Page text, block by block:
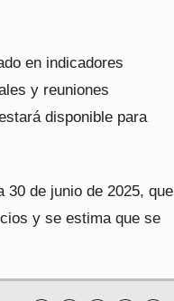
en indicadores
y reuniones
disponible para
30 de junio de 2025, que
y se estima que se